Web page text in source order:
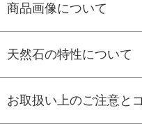
商品画像について
天然石の特性について
お取扱い上のご注意と